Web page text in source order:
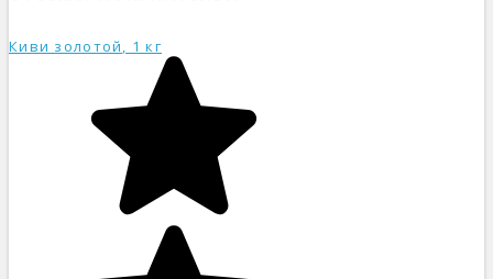
Киви золотой, 1 кг